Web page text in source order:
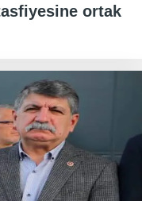
ortak